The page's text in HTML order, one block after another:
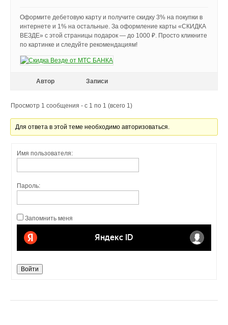
Оформите дебетовую карту и получите скидку 3% на покупки в
интернете и 1% на остальные. За оформление карты «СКИДКА
ВЕЗДЕ» с этой страницы подарок — до 1000 ₽. Просто кликните
по картинке и следуйте рекомендациям!
Автор Записи
Просмотр 1 сообщения - с 1 по 1 (всего 1)
Для ответа в этой теме необходимо авторизоваться.
Имя пользователя:
Пароль:
Запомнить меня
Войти